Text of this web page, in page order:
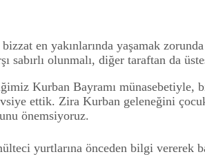
en yakınlarında yaşamak
sabırlı olunmalı, diğer taraftan da
Kurban Bayramı münasebetiyle,
ettik. Zira Kurban geleneğini
önemsiyoruz.
yurtlarına önceden bilgi vererek